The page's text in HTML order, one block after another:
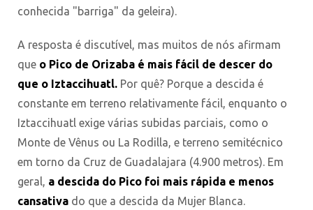
conhecida "barriga" da geleira).
A resposta é discutível, mas muitos de nós afirmam
que o Pico de Orizaba é mais fácil de descer do
que o Iztaccihuatl. Por quê? Porque a descida é
constante em terreno relativamente fácil, enquanto o
Iztaccihuatl exige várias subidas parciais, como o
Monte de Vênus ou La Rodilla, e terreno semitécnico
em torno da Cruz de Guadalajara (4.900 metros). Em
geral, a descida do Pico foi mais rápida e menos
cansativa do que a descida da Mujer Blanca.